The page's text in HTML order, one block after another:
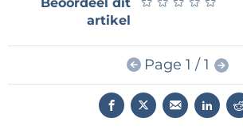
artikel
Page 1 / 1